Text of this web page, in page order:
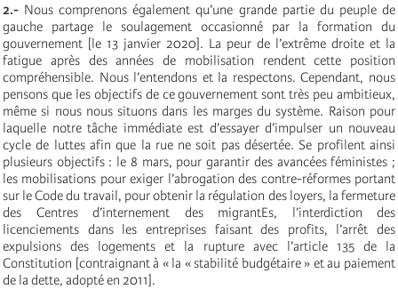
2.- Nous comprenons également qu’une grande partie du peuple de
gauche partage le soulagement occasionné par la formation du
gouvernement [le 13 janvier 2020]. La peur de l’extrême droite et la
fatigue après des années de mobilisation rendent cette position
compréhensible. Nous l’entendons et la respectons. Cependant, nous
pensons que les objectifs de ce gouvernement sont très peu ambitieux,
même si nous nous situons dans les marges du système. Raison pour
laquelle notre tâche immédiate est d’essayer d’impulser un nouveau
cycle de luttes afin que la rue ne soit pas désertée. Se profilent ainsi
plusieurs objectifs : le 8 mars, pour garantir des avancées féministes ;
les mobilisations pour exiger l’abrogation des contre-réformes portant
sur le Code du travail, pour obtenir la régulation des loyers, la fermeture
des Centres d’internement des migrantEs, l’interdiction des
licenciements dans les entreprises faisant des profits, l’arrêt des
expulsions des logements et la rupture avec l’article 135 de la
Constitution [contraignant à « la « stabilité budgétaire » et au paiement
de la dette, adopté en 2011].